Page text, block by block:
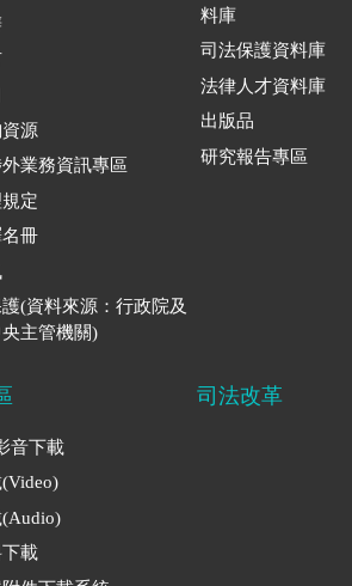
源
業務資訊專區
定
冊
(資料來源：行政院及
主管機關)
料庫
司法保護資料庫
法律人才資料庫
出版品
研究報告專區
音下載
載
司法改革